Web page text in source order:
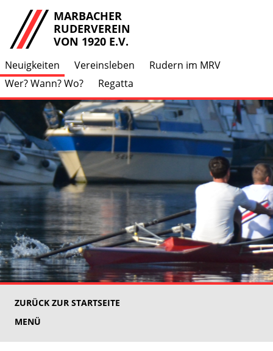
MARBACHER
RUDERVEREIN
VON 1920 E.V.
Neuigkeiten Vereinsleben
Rudern im MRV
Wer? Wann? Wo?
Regatta
ZURÜCK ZUR STARTSEITE
MENÜ